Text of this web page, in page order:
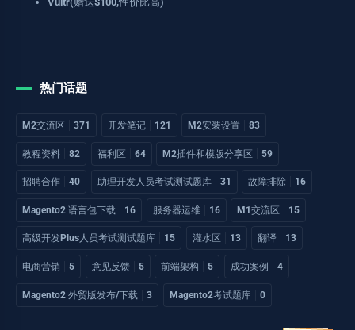
热门话题
M2交流区 371 开发笔记 121 M2安装设置 83
教程资料 82 福利区 64 M2插件和模版分享区 59
招聘合作 40 助理开发人员考试测试题库 31 故障排除 16
Magento2 语言包下载 16 服务器运维 16 M1交流区 15
高级开发Plus人员考试测试题库 15 灌水区 13 翻译 13
电商营销 5 意见反馈 5 前端架构 5 成功案例 4
Magento2 外贸版发布/下载 3 Magento2考试题库 0